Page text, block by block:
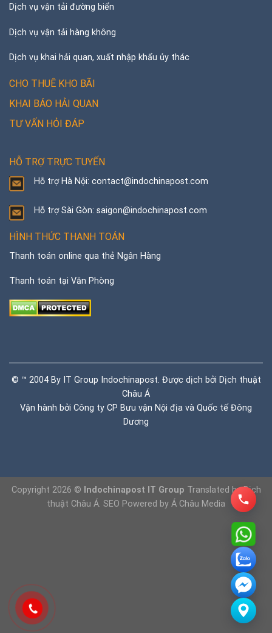
Dịch vụ vận tải đường biển
Dịch vụ vận tải hàng không
Dịch vụ khai hải quan, xuất nhập khẩu ủy thác
CHO THUÊ KHO BÃI
KHAI BÁO HẢI QUAN
TƯ VẤN HỎI ĐÁP
HỖ TRỢ TRỰC TUYẾN
Hỗ trợ Hà Nội: contact@indochinapost.com
Hỗ trợ Sài Gòn: saigon@indochinapost.com
HÌNH THỨC THANH TOÁN
Thanh toán online qua thẻ Ngân Hàng
Thanh toán tại Văn Phòng
© ™ 2004 By IT Group Indochinapost. Được dịch bởi Dịch thuật
Châu Á
Vận hành bởi Công ty CP Bưu vận Nội địa và Quốc tế Đông
Dương
Copyright 2026 © Indochinapost IT Group Translated byDịch
thuật Châu Á. SEO Powered by Á Châu Media